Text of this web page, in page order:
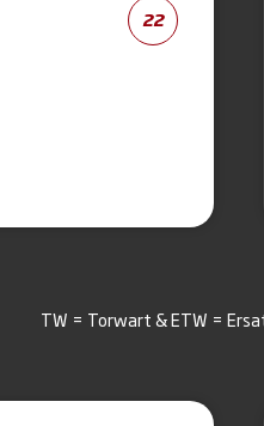
22
TW = Torwart & ETW =